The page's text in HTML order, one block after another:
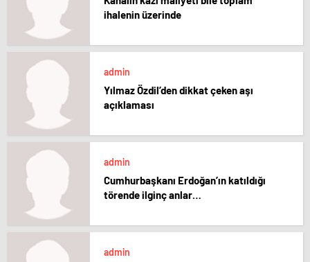
ihalenin üzerinde
admin
Yılmaz Özdil’den dikkat çeken aşı
açıklaması
admin
Cumhurbaşkanı Erdoğan’ın katıldığı
törende ilginç anlar…
admin